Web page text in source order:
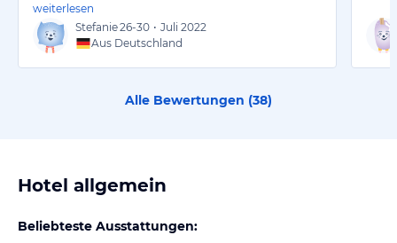
weiterlesen
Stefanie26-30 • Juli 2022
Aus Deutschland
Alle Bewertungen (38)
Hotel allgemein
Beliebteste Ausstattungen: